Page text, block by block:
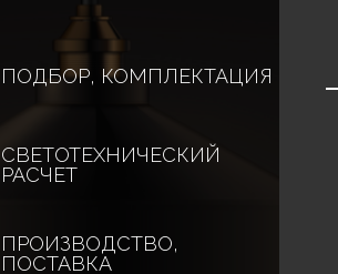
СВЕТОТЕХНИЧЕСКИЙ
РАСЧЕТ
ПОДБОР, КОМПЛЕКТАЦИЯ
ПРОИЗВОДСТВО,
ПОСТАВКА